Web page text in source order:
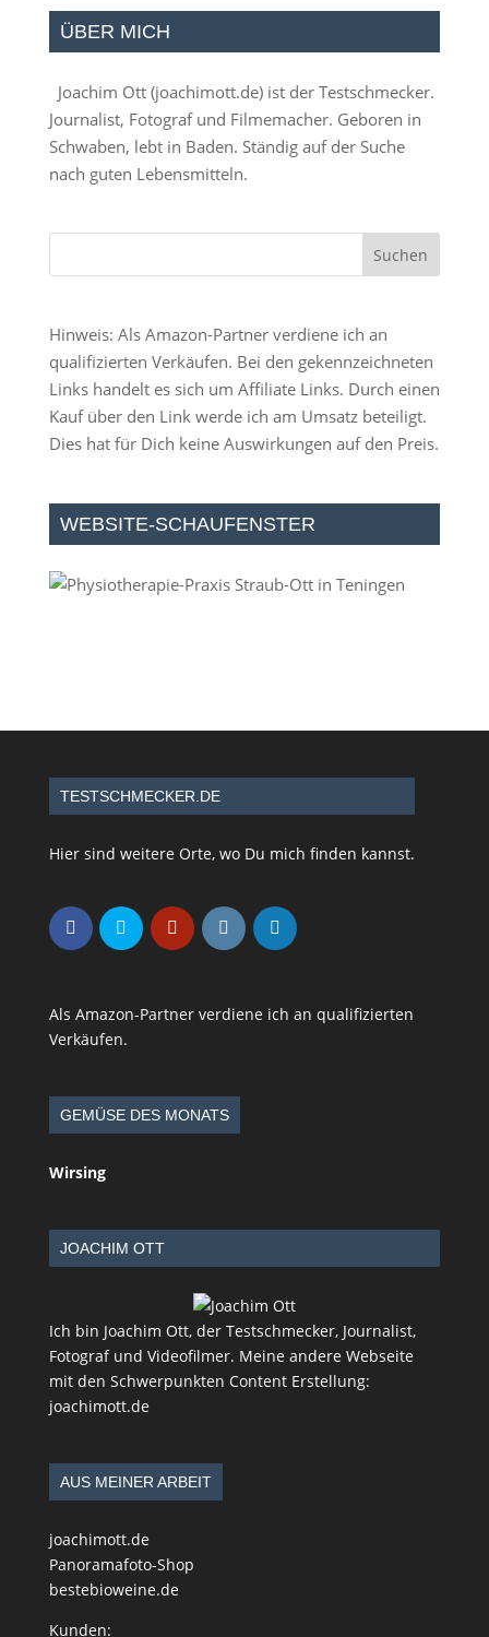
ÜBER MICH
Joachim Ott (joachimott.de) ist der Testschmecker.
Journalist, Fotograf und Filmemacher. Geboren in
Schwaben, lebt in Baden. Ständig auf der Suche
nach guten Lebensmitteln.
Hinweis: Als Amazon-Partner verdiene ich an
qualifizierten Verkäufen. Bei den gekennzeichneten
Links handelt es sich um Affiliate Links. Durch einen
Kauf über den Link werde ich am Umsatz beteiligt.
Dies hat für Dich keine Auswirkungen auf den Preis.
WEBSITE-SCHAUFENSTER
TESTSCHMECKER.DE
Hier sind weitere Orte, wo Du mich finden kannst.
Als Amazon-Partner verdiene ich an qualifizierten
Verkäufen.
GEMÜSE DES MONATS
Wirsing
JOACHIM OTT
Ich bin Joachim Ott, der Testschmecker, Journalist,
Fotograf und Videofilmer. Meine andere Webseite
mit den Schwerpunkten Content Erstellung:
joachimott.de
AUS MEINER ARBEIT
joachimott.de
Panoramafoto-Shop
bestebioweine.de
Kunden: